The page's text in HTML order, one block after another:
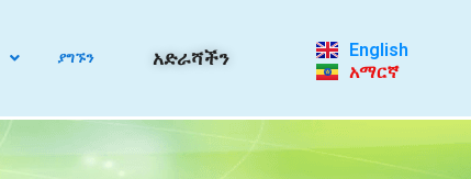
ያግኙን አድራሻችን
English
አማርኛ